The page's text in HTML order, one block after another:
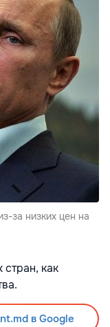
за низких цен на
как
в Google